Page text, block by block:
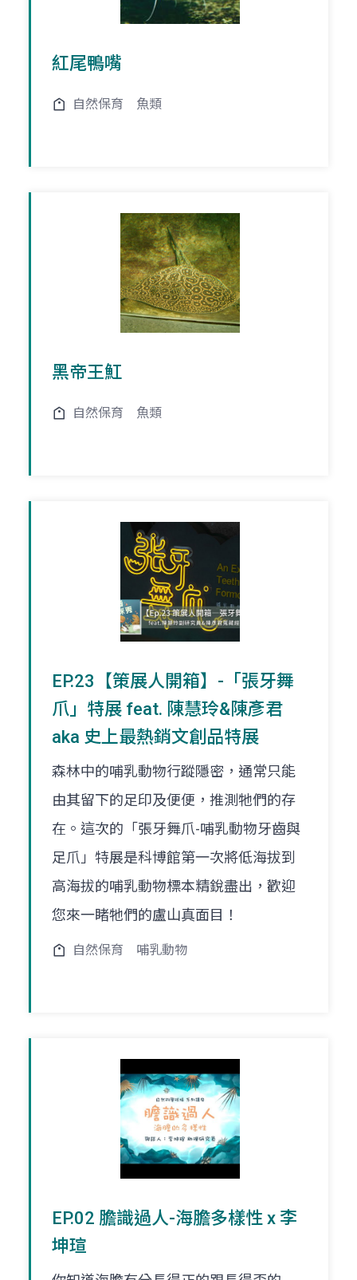
紅尾鴨嘴
自然保育 魚類
黑帝王魟
自然保育 魚類
EP.23【策展人開箱】-「張牙舞
爪」特展 feat. 陳慧玲&陳彥君
aka 史上最熱銷文創品特展
森林中的哺乳動物行蹤隱密，通常只能
由其留下的足印及便便，推測牠們的存
在。這次的「張牙舞爪-哺乳動物牙齒與
足爪」特展是科博館第一次將低海拔到
高海拔的哺乳動物標本精銳盡出，歡迎
您來一睹牠們的盧山真面目！
自然保育 哺乳動物
EP.02 膽識過人-海膽多樣性 x 李
坤瑄